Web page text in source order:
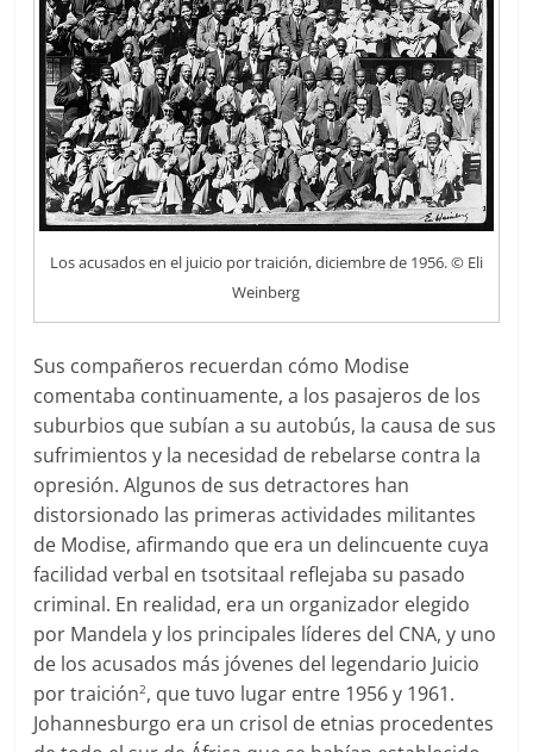
Los acusados en el juicio por traición, diciembre de 1956. © Eli
Weinberg
Sus compañeros recuerdan cómo Modise
comentaba continuamente, a los pasajeros de los
suburbios que subían a su autobús, la causa de sus
sufrimientos y la necesidad de rebelarse contra la
opresión. Algunos de sus detractores han
distorsionado las primeras actividades militantes
de Modise, afirmando que era un delincuente cuya
facilidad verbal en tsotsitaal reflejaba su pasado
criminal. En realidad, era un organizador elegido
por Mandela y los principales líderes del CNA, y uno
de los acusados más jóvenes del legendario Juicio
por traición2, que tuvo lugar entre 1956 y 1961.
Johannesburgo era un crisol de etnias procedentes